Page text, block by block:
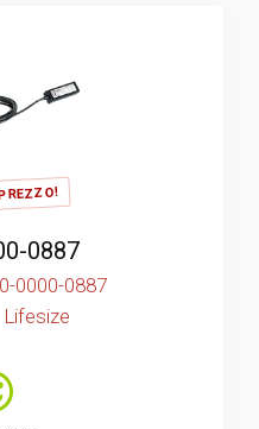
0887
0000-0887
Lifesize